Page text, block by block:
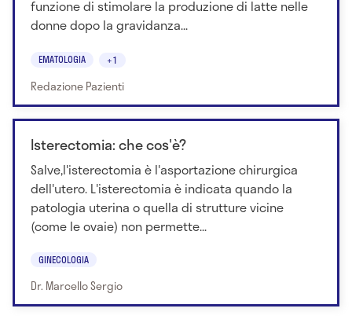
funzione di stimolare la produzione di latte nelle
donne dopo la gravidanza...
EMATOLOGIA +1
Redazione Pazienti
Isterectomia: che cos'è?
Salve,l'isterectomia è l'asportazione chirurgica
dell'utero. L'isterectomia è indicata quando la
patologia uterina o quella di strutture vicine
(come le ovaie) non permette...
GINECOLOGIA
Dr. Marcello Sergio